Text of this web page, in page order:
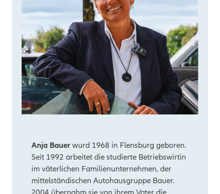
Anja Bauer wurd 1968 in Flensburg geboren.
Seit 1992 arbeitet die studierte Betriebswirtin
im väterlichen Familienunternehmen, der
mittelständischen Autohausgruppe Bauer.
2004 übernahm sie von ihrem Vater die